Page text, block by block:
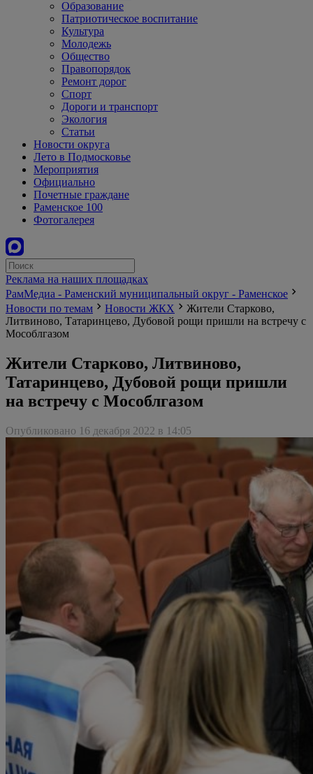
Образование
Патриотическое воспитание
Культура
Молодежь
Общество
Правопорядок
Ремонт дорог
Спорт
Дороги и транспорт
Экология
Статьи
Новости округа
Лето в Подмосковье
Мероприятия
Официально
Почетные граждане
Раменское 100
Фотогалерея
Реклама на наших площадках
РамМедиа - Раменский муниципальный округ - Раменское
Новости по темам
Новости ЖКХ
Жители Старково,
Литвиново, Татаринцево, Дубовой рощи пришли на встречу с
Мособлгазом
Жители Старково, Литвиново,
Татаринцево, Дубовой рощи пришли
на встречу с Мособлгазом
Опубликовано 16 декабря 2022 в 14:05